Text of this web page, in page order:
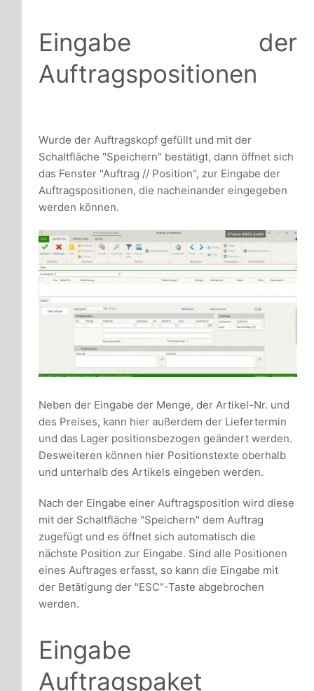
Eingabe der
Auftragspositionen
Wurde der Auftragskopf gefüllt und mit der
Schaltfläche "Speichern" bestätigt, dann öffnet sich
das Fenster "Auftrag // Position", zur Eingabe der
Auftragspositionen, die nacheinander eingegeben
werden können.
Neben der Eingabe der Menge, der Artikel-Nr. und
des Preises, kann hier außerdem der Liefertermin
und das Lager positionsbezogen geändert werden.
Desweiteren können hier Positionstexte oberhalb
und unterhalb des Artikels eingeben werden.
Nach der Eingabe einer Auftragsposition wird diese
mit der Schaltfläche "Speichern" dem Auftrag
zugefügt und es öffnet sich automatisch die
nächste Position zur Eingabe. Sind alle Positionen
eines Auftrages erfasst, so kann die Eingabe mit
der Betätigung der "ESC"-Taste abgebrochen
werden.
Eingabe
Auftragspaket